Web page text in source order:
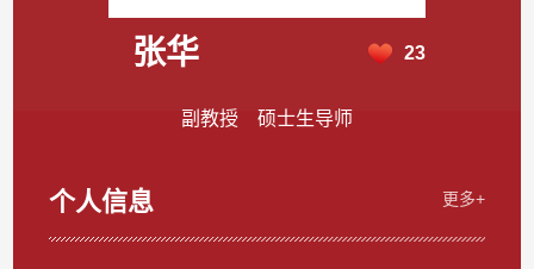
张华 23
副教授 硕士生导师
个人信息 更多+